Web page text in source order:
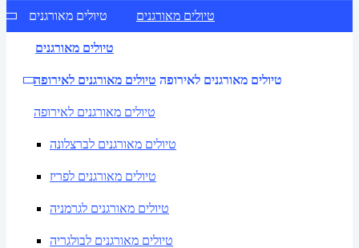
טיולים מאורגנים טיולים מאורגנים
טיולים מאורגנים
טיולים מאורגנים לאירופה טיולים מאורגנים לאירופה
טיולים מאורגנים לאירופה
טיולים מאורגנים לברצלונה
טיולים מאורגנים לפריז
טיולים מאורגנים לגרמניה
טיולים מאורגנים לבולגריה